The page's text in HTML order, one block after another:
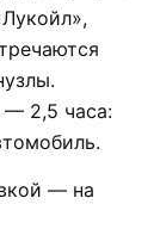
— 2,5 часа:
— на